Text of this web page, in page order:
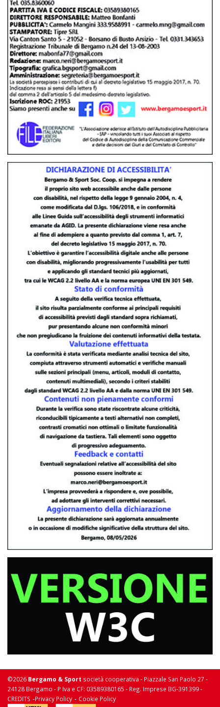
©2026 Bergamo & Sport società cooperativa - Piazzale San Paolo 27 -
24128 Bergamo - P Iva e CF: 03589380165 - Reg. Imprese BG-391399 -
CREDITS -Privacy Policy - Cookie Policy